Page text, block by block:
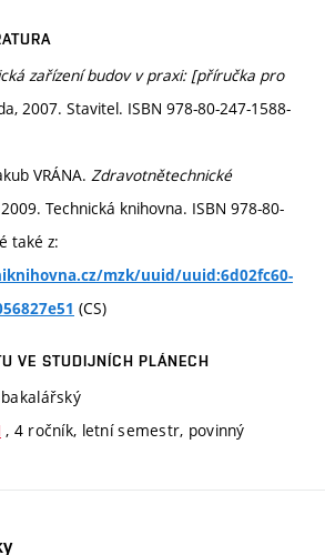
zařízení budov v praxi: [příručka pro
2007. Stavitel. ISBN 978-80-247-1588-
VRÁNA. Zdravotnětechnické
Technická knihovna. ISBN 978-80-
také z:
mzk/uuid/uuid:6d02fc60-
(CS)
VE STUDIJNÍCH PLÁNECH
bakalářský
, 4 ročník, letní semestr, povinný